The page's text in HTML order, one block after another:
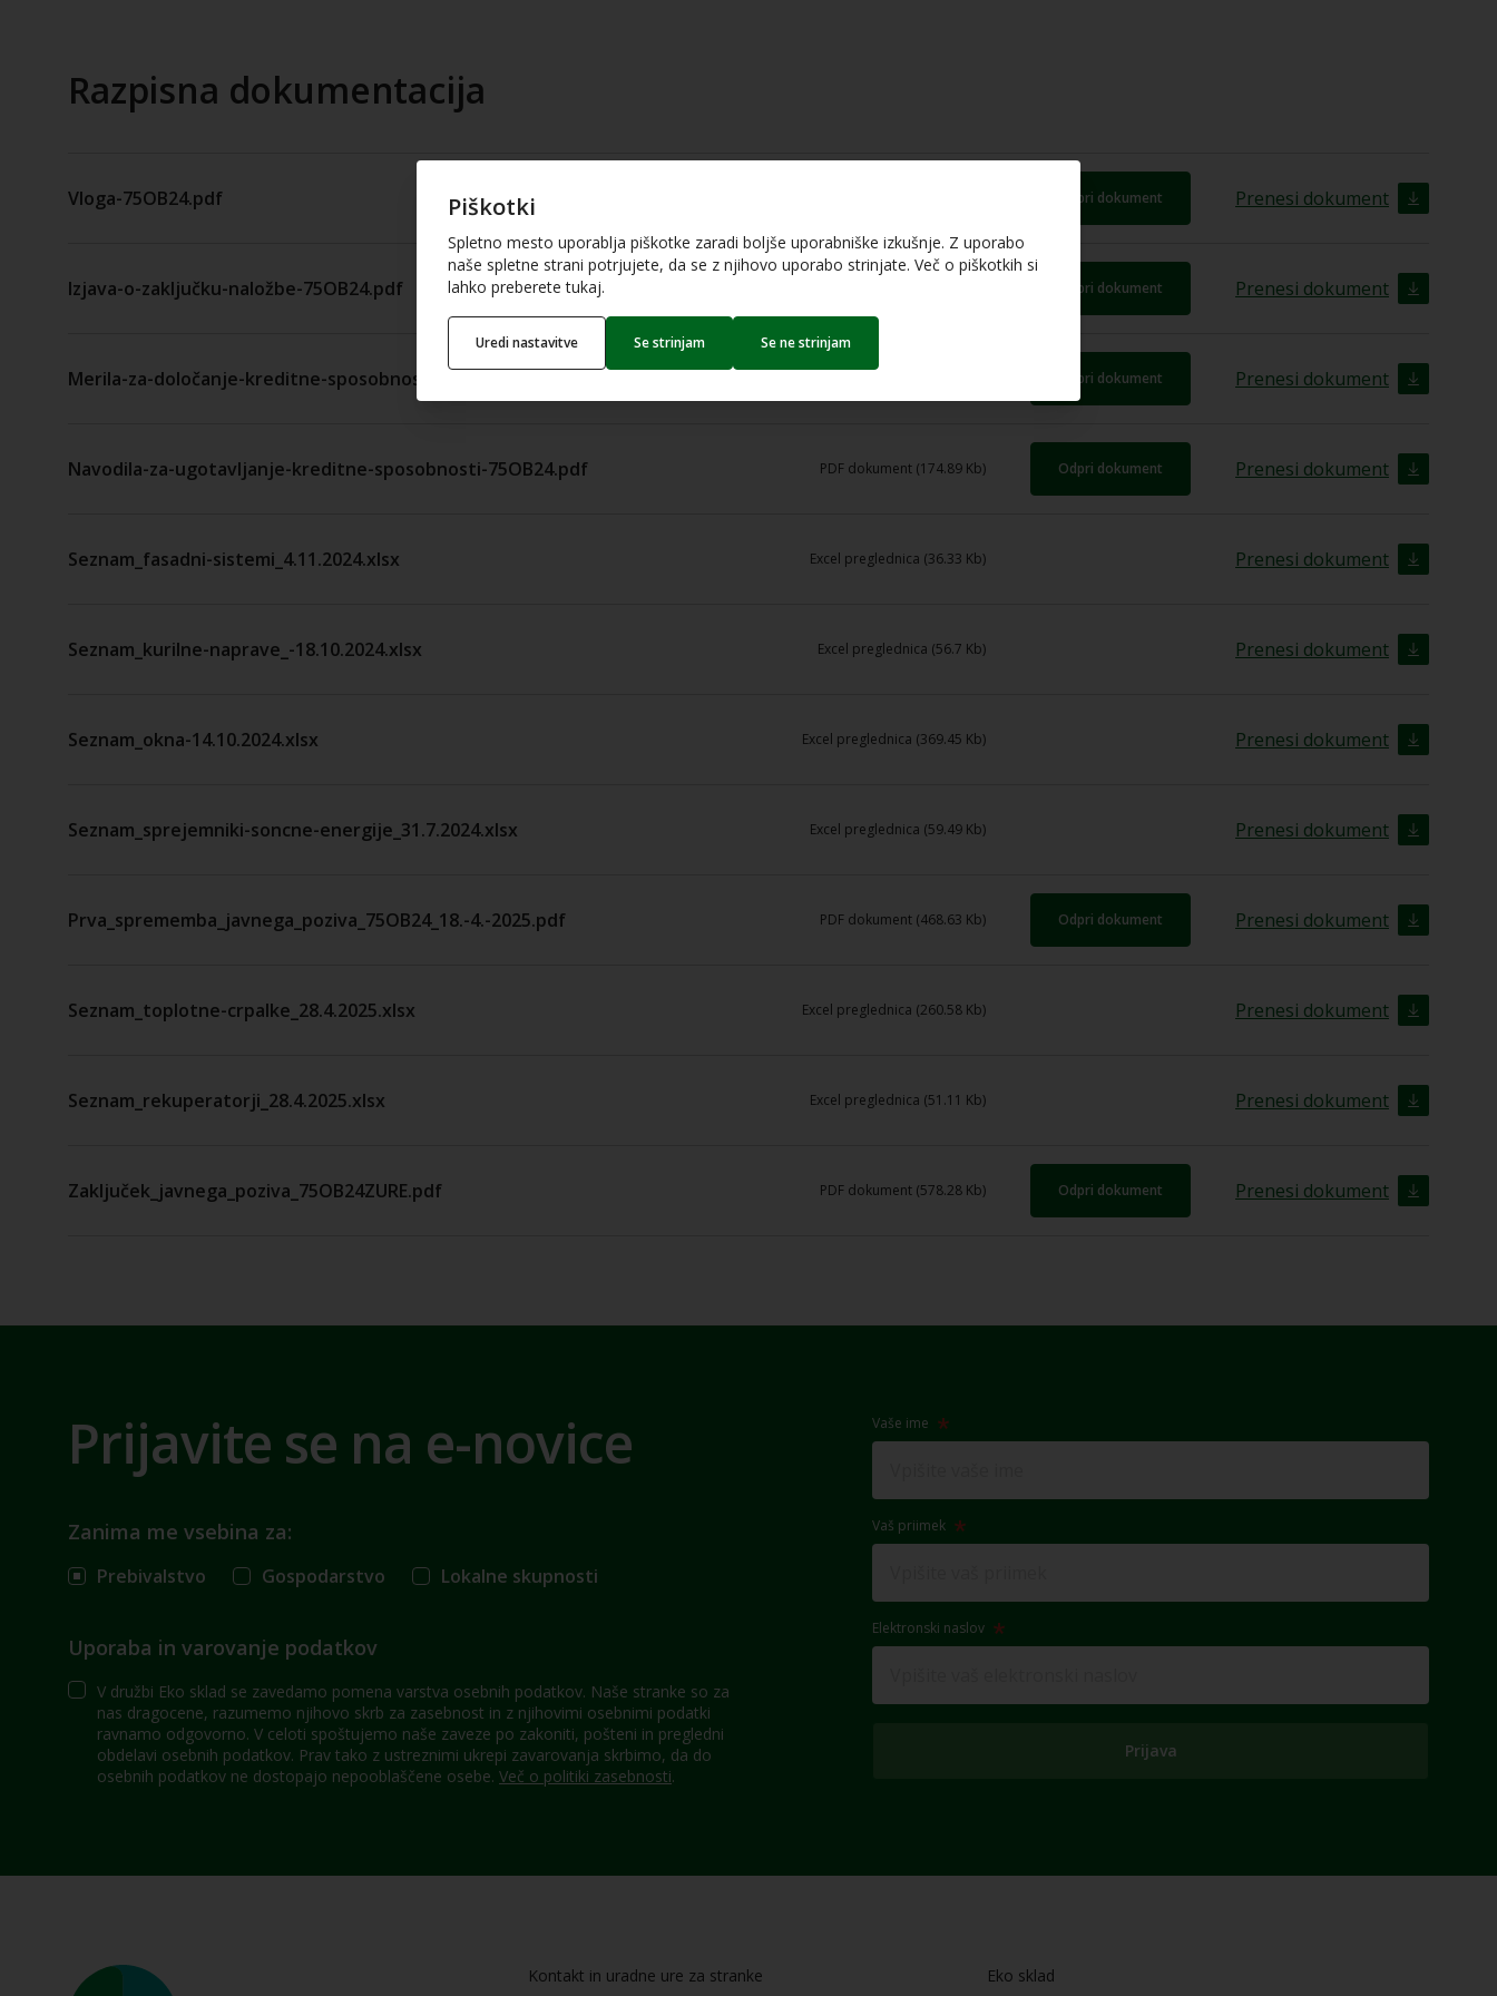
Razpisna dokumentacija
Vloga-75OB24.pdf Odpri dokument Prenesi dokument
Izjava-o-zaključku-naložbe-75OB24.pdf Odpri dokument Prenesi dokument
Merila-za-določanje-kreditne-sposobnosti.pdf Odpri dokument Prenesi dokument
Navodila-za-ugotavljanje-kreditne-sposobnosti-75OB24.pdf PDF dokument (174.89 Kb) Odpri dokument Prenesi dokument
Seznam_fasadni-sistemi_4.11.2024.xlsx Excel preglednica (36.33 Kb) Prenesi dokument
Seznam_kurilne-naprave_-18.10.2024.xlsx Excel preglednica (56.7 Kb) Prenesi dokument
Seznam_okna-14.10.2024.xlsx Excel preglednica (369.45 Kb) Prenesi dokument
Seznam_sprejemniki-soncne-energije_31.7.2024.xlsx Excel preglednica (59.49 Kb) Prenesi dokument
Prva_sprememba_javnega_poziva_75OB24_18.-4.-2025.pdf PDF dokument (468.63 Kb) Odpri dokument Prenesi dokument
Seznam_toplotne-crpalke_28.4.2025.xlsx Excel preglednica (260.58 Kb) Prenesi dokument
Seznam_rekuperatorji_28.4.2025.xlsx Excel preglednica (51.11 Kb) Prenesi dokument
Zaključek_javnega_poziva_75OB24ZURE.pdf PDF dokument (578.28 Kb) Odpri dokument Prenesi dokument
Prijavite se na e-novice
Zanima me vsebina za:
Prebivalstvo Gospodarstvo Lokalne skupnosti
Uporaba in varovanje podatkov
V družbi Eko sklad se zavedamo pomena varstva osebnih podatkov. Naše stranke so za
nas dragocene, razumemo njihovo skrb za zasebnost in z njihovimi osebnimi podatki
ravnamo odgovorno. V celoti spoštujemo naše zaveze po zakoniti, pošteni in pregledni
obdelavi osebnih podatkov. Prav tako z ustreznimi ukrepi zavarovanja skrbimo, da do
osebnih podatkov ne dostopajo nepooblaščene osebe. Več o politiki zasebnosti.
Vaše ime
Vaš priimek
Elektronski naslov
Prijava
Kontakt in uradne ure za stranke Eko sklad
Piškotki
Spletno mesto uporablja piškotke zaradi boljše uporabniške izkušnje. Z uporabo
naše spletne strani potrjujete, da se z njihovo uporabo strinjate. Več o piškotkih si
lahko preberete tukaj.
Uredi nastavitve Se strinjam Se ne strinjam